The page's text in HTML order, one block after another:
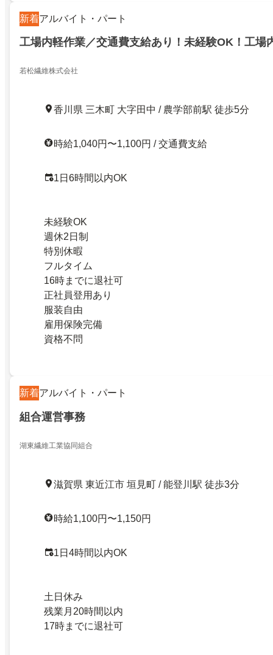
新着アルバイト・パート
工場内軽作業／交通費支給あり！未経験OK！工場
若松繊維株式会社
香川県 三木町 大字田中 / 農学部前駅 徒歩5分
時給1,040円〜1,100円 / 交通費支給
1日6時間以内OK
未経験OK
週休2日制
特別休暇
フルタイム
16時までに退社可
正社員登用あり
服装自由
雇用保険完備
資格不問
新着アルバイト・パート
組合運営事務
湖東繊維工業協同組合
滋賀県 東近江市 垣見町 / 能登川駅 徒歩3分
時給1,100円〜1,150円
1日4時間以内OK
土日休み
残業月20時間以内
17時までに退社可